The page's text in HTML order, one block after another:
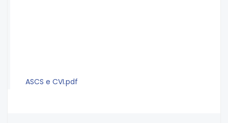
ASCS e CVI.pdf